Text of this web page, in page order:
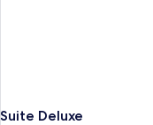
Suite Deluxe